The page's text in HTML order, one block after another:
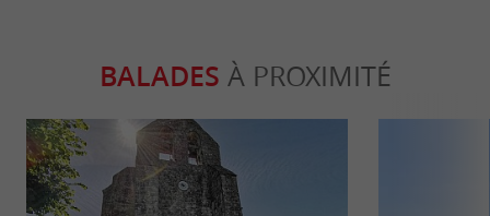
BALADES À PROXIMITÉ